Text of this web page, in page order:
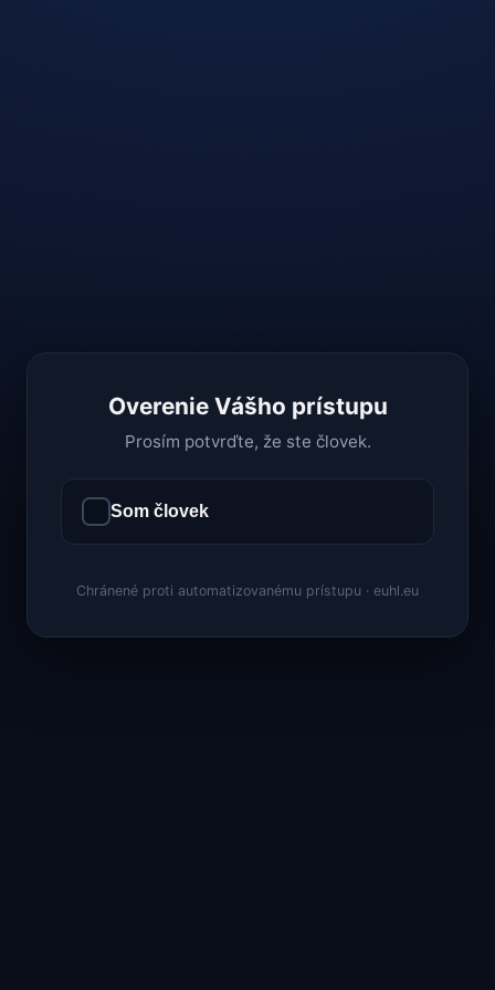
Overenie Vášho prístupu
Prosím potvrďte, že ste človek.
Som človek
Chránené proti automatizovanému prístupu · euhl.eu